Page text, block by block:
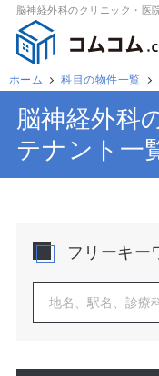
脳神経外科のクリニック・医
ホーム 科目の物件一覧
脳神経外科
テナント一
フリーキー